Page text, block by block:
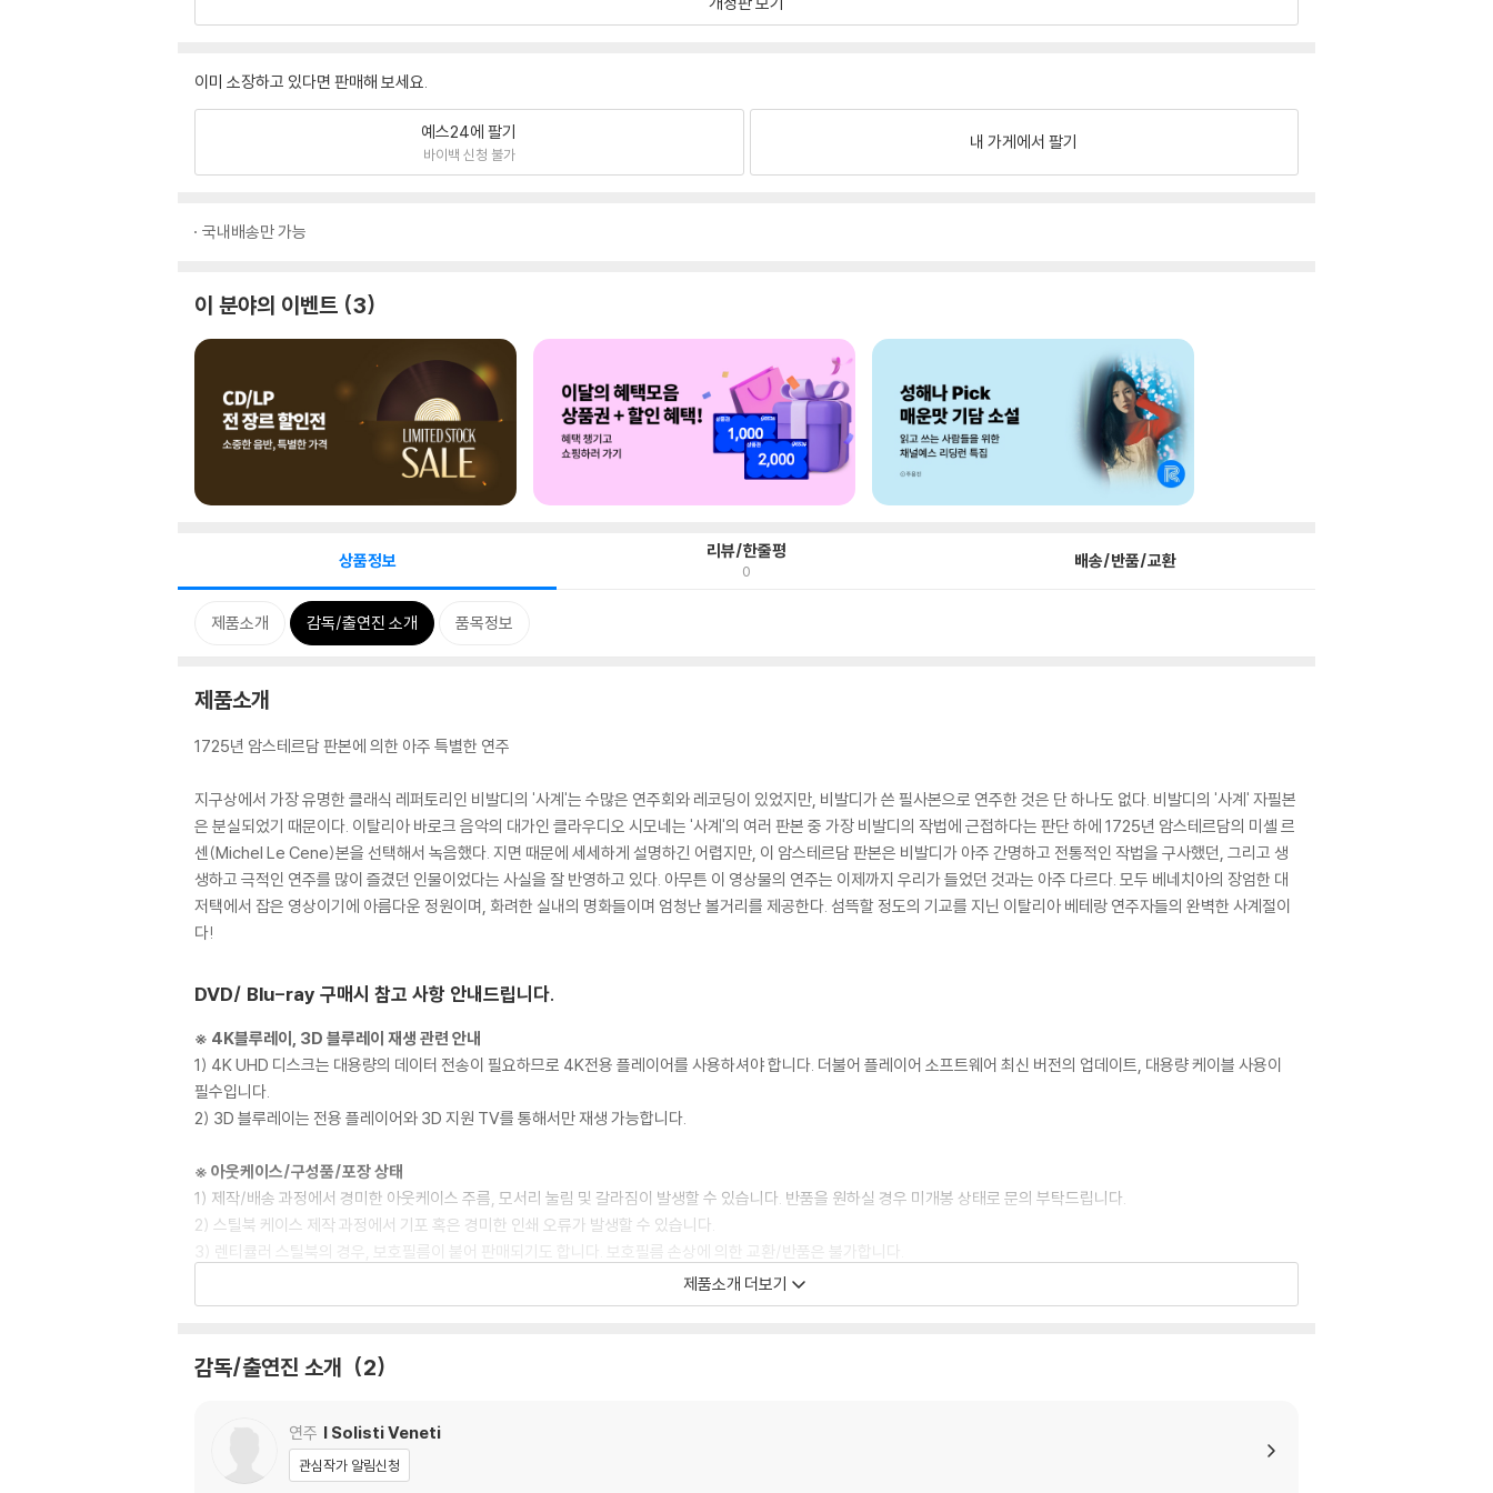
이미 소장하고 있다면 판매해 보세요.
예스24에 팔기
바이백 신청 불가
내 가게에서 팔기
국내배송만 가능
이 분야의 이벤트 3
상품정보 리뷰/한줄평
0 배송/반품/교환
제품소개 감독/출연진 소개 품목정보
제품소개
1725년 암스테르담 판본에 의한 아주 특별한 연주
지구상에서 가장 유명한 클래식 레퍼토리인 비발디의 '사계'는 수많은 연주회와 레코딩이 있었지만, 비발디가 쓴 필사본으로 연주한 것은 단 하나도 없다. 비발디의 '사계' 자필본
은 분실되었기 때문이다. 이탈리아 바로크 음악의 대가인 클라우디오 시모네는 '사계'의 여러 판본 중 가장 비발디의 작법에 근접하다는 판단 하에 1725년 암스테르담의 미셸 르
센(Michel Le Cene)본을 선택해서 녹음했다. 지면 때문에 세세하게 설명하긴 어렵지만, 이 암스테르담 판본은 비발디가 아주 간명하고 전통적인 작법을 구사했던, 그리고 생
생하고 극적인 연주를 많이 즐겼던 인물이었다는 사실을 잘 반영하고 있다. 아무튼 이 영상물의 연주는 이제까지 우리가 들었던 것과는 아주 다르다. 모두 베네치아의 장엄한 대
저택에서 잡은 영상이기에 아름다운 정원이며, 화려한 실내의 명화들이며 엄청난 볼거리를 제공한다. 섬뜩할 정도의 기교를 지닌 이탈리아 베테랑 연주자들의 완벽한 사계절이
다!
DVD/ Blu-ray 구매시 참고 사항 안내드립니다.
※ 4K블루레이, 3D 블루레이 재생 관련 안내
1) 4K UHD 디스크는 대용량의 데이터 전송이 필요하므로 4K전용 플레이어를 사용하셔야 합니다. 더불어 플레이어 소프트웨어 최신 버전의 업데이트, 대용량 케이블 사용이
필수입니다.
2) 3D 블루레이는 전용 플레이어와 3D 지원 TV를 통해서만 재생 가능합니다.
※ 아웃케이스/구성품/포장 상태
1) 제작/배송 과정에서 경미한 아웃케이스 주름, 모서리 눌림 및 갈라짐이 발생할 수 있습니다. 반품을 원하실 경우 미개봉 상태로 문의 부탁드립니다.
2) 스틸북 케이스 제작 과정에서 기포 혹은 경미한 인쇄 오류가 발생할 수 있습니다.
3) 렌티큘러 스틸북의 경우, 보호필름이 붙어 판매되기도 합니다. 보호필름 손상에 의한 교환/반품은 불가합니다.
4) 본품 보호를 위해 노란색의 카톤 박스로 재포장한 경우, 카톤박스 손상에 의한 교환/반품은 불가합니다.
5) 아웃케이스/구성품/포장 상태 불량에 의한 교환/반품 신청시 불량 확인을 위해 개봉 시의 동영상을 요청할 수 있으며, 동영상이 없는 경우 교환/반품이 제한될 수 있습니다.
※ 디스크 재생 불량
1) 기기 문제로 인해 발생하는 재생 불량 현상에 대해서는 반품/교환이 불가하니 최신 소프트웨어로 업데이트된 DVD/BD 전용 기기에서 재생하실 것을 권유해 드립니다.
3) 일부 PC 연결형 ODD의 경우 호환 상의 문제로 정상적인 디스크도 재생이 불가능한 경우가 있습니다. 독립형 전용 플레이어 사용을 권장드리며, ODD 사용으로 인한 재생 불
량의 경우 교환 시에도 동일한 오류가 발생할 수 있음을 알려드립니다.
제품소개 더보기
감독/출연진 소개 2
연주 I Solisti Veneti
관심작가 알림신청